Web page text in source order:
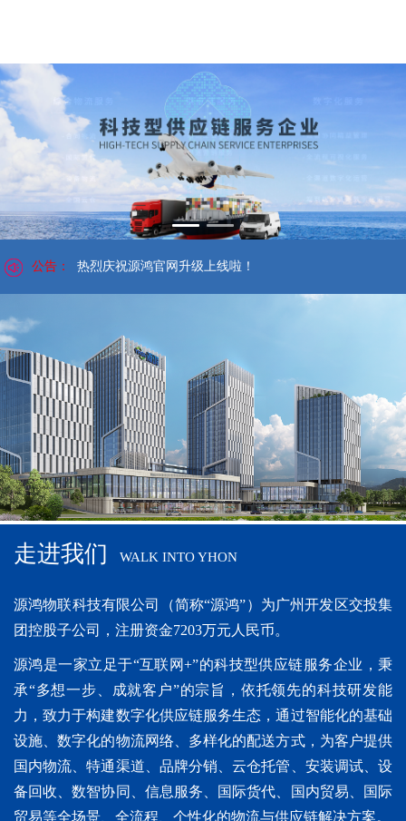
公告： 热烈庆祝源鸿官网升级上线啦！
走进我们 WALK INTO YHON
源鸿物联科技有限公司（简称“源鸿”）为广州开发区交投集
团控股子公司，注册资金7203万元人民币。
源鸿是一家立足于“互联网+”的科技型供应链服务企业，秉
承“多想一步、成就客户”的宗旨，依托领先的科技研发能
力，致力于构建数字化供应链服务生态，通过智能化的基础
设施、数字化的物流网络、多样化的配送方式，为客户提供
国内物流、特通渠道、品牌分销、云仓托管、安装调试、设
备回收、数智协同、信息服务、国际货代、国内贸易、国际
贸易等全场景、全流程、个性化的物流与供应链解决方案。